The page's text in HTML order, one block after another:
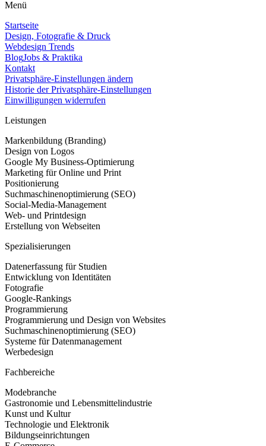
Menü
Startseite
Design, Fotografie & Druck
Webdesign Trends
BlogJobs & Praktika
Kontakt
Privatsphäre-Einstellungen ändern
Historie der Privatsphäre-Einstellungen
Einwilligungen widerrufen
Leistungen
Markenbildung (Branding)
Design von Logos
Google My Business-Optimierung
Marketing für Online und Print
Positionierung
Suchmaschinenoptimierung (SEO)
Social-Media-Management
Web- und Printdesign
Erstellung von Webseiten
Spezialisierungen
Datenerfassung für Studien
Entwicklung von Identitäten
Fotografie
Google-Rankings
Programmierung
Programmierung und Design von Websites
Suchmaschinenoptimierung (SEO)
Systeme für Datenmanagement
Werbedesign
Fachbereiche
Modebranche
Gastronomie und Lebensmittelindustrie
Kunst und Kultur
Technologie und Elektronik
Bildungseinrichtungen